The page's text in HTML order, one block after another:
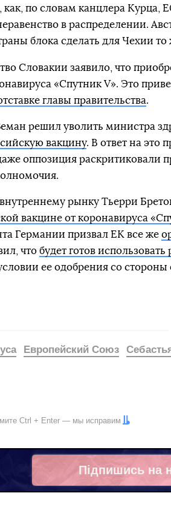
как, по словам канцлера Курца,
в распределении.
блока сделать для Чехии то
Словакии заявило, что
«Спутник V». Это
главы правительства.
решил уволить министра
вакцину. В ответ на это
оппозиция раскритиковали
рынку Тьерри
вакцине от коронавируса
Германии призвал ЕК все же
что будет готов
ее одобрения со стороны
Европейский Союз
Ctrl + Enter — мы исправим
Підпишись на
Telegram